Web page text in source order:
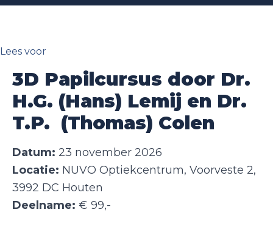
Lees voor
3D Papilcursus door Dr.
H.G. (Hans) Lemij en Dr.
T.P. (Thomas) Colen
Datum: 23 november 2026
Locatie: NUVO Optiekcentrum, Voorveste 2,
3992 DC Houten
Deelname: € 99,-